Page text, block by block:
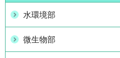
水環境部
微生物部